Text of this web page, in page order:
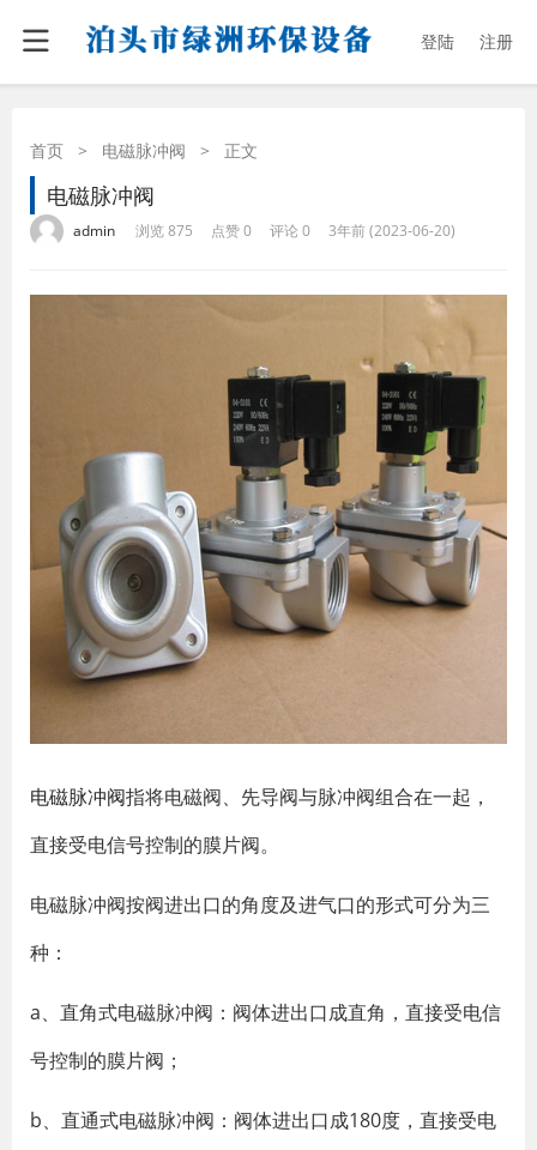
登陆 注册
首页 > 电磁脉冲阀 > 正文
电磁脉冲阀
admin 浏览 875 点赞 0 评论 0 3年前 (2023-06-20)
电磁脉冲阀指将电磁阀、先导阀与脉冲阀组合在一起，
直接受电信号控制的膜片阀。
电磁脉冲阀按阀进出口的角度及进气口的形式可分为三
种：
a、直角式电磁脉冲阀：阀体进出口成直角，直接受电信
号控制的膜片阀；
b、直通式电磁脉冲阀：阀体进出口成180度，直接受电